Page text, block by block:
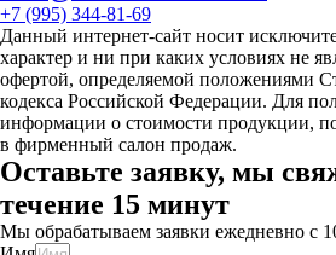
+7 (995) 344-81-69
Данный интернет-сайт носит
характер и ни при каких условиях не
офертой, определяемой положениями
кодекса Российской Федерации. Для
информации о стоимости продукции,
в фирменный салон продаж.
Оставьте заявку, мы
течение 15 минут
Мы обрабатываем заявки ежедневно с